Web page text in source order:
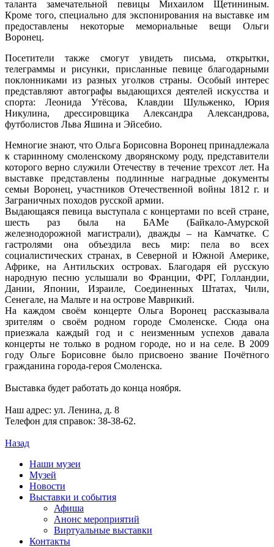
таланта замечательной певицы Михаилом Щетининым.
Кроме того, специально для экспонирования на выставке им
предоставлены некоторые мемориальные вещи Ольги
Воронец.
Посетители также смогут увидеть письма, открытки,
телеграммы и рисунки, присланные певице благодарными
поклонниками из разных уголков страны. Особый интерес
представляют автографы выдающихся деятелей искусства и
спорта: Леонида Утёсова, Клавдии Шульженко, Юрия
Никулина, дрессировщика Александра Александрова,
футболистов Льва Яшина и Эйсебио.
Немногие знают, что Ольга Борисовна Воронец принадлежала
к старинному смоленскому дворянскому роду, представители
которого верно служили Отечеству в течение трехсот лет. На
выставке представлены подлинные наградные документы
семьи Воронец, участников Отечественной войны 1812 г. и
Заграничных походов русской армии.
Выдающаяся певица выступала с концертами по всей стране,
шесть раз была на БАМе (Байкало-Амурской
железнодорожной магистрали), дважды – на Камчатке. С
гастролями она объездила весь мир: пела во всех
социалистических странах, в Северной и Южной Америке,
Африке, на Антильских островах. Благодаря ей русскую
народную песню услышали во Франции, ФРГ, Голландии,
Дании, Японии, Израиле, Соединенных Штатах, Чили,
Сенегале, на Мальте и на острове Маврикий.
На каждом своём концерте Ольга Воронец рассказывала
зрителям о своём родном городе Смоленске. Сюда она
приезжала каждый год и с неизменным успехов давала
концерты не только в родном городе, но и на селе. В 2009
году Ольге Борисовне было присвоено звание Почётного
гражданина города-героя Смоленска.
Выставка будет работать до конца ноября.
Наш адрес: ул. Ленина, д. 8
Телефон для справок: 38-38-62.
Назад
Наши музеи
Музей
Новости
Выставки и события
Афиша
Анонс мероприятий
Виртуальные выставки
Контакты